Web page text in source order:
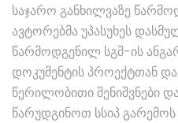
საჯარო განხილვაზე
ავტორებმა უპასუხეს
წარმოდგენილ სგშ-ის
დოკუმენტის პროექტთან
წერილობითი შენიშვნები
წარუდგინოთ სსიპ